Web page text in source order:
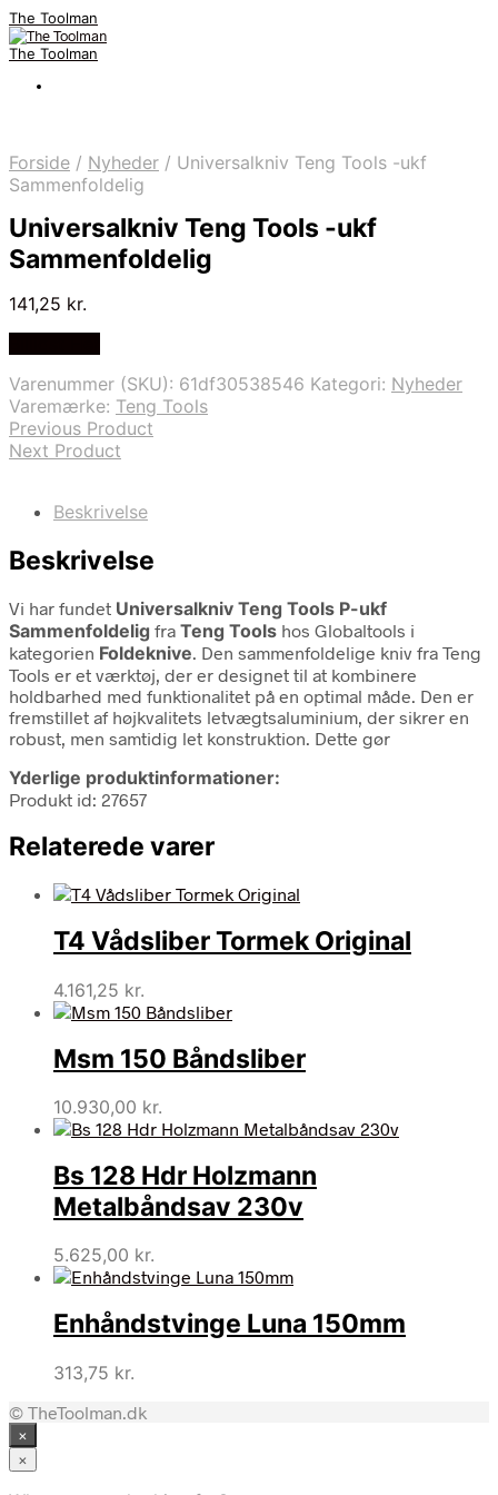
The Toolman
The Toolman
Forside / Nyheder / Universalkniv Teng Tools -ukf
Sammenfoldelig
Universalkniv Teng Tools -ukf
Sammenfoldelig
141,25 kr.
Varenummer (SKU): 61df30538546 Kategori: Nyheder
Varemærke: Teng Tools
Previous Product
Next Product
Beskrivelse
Beskrivelse
Vi har fundet Universalkniv Teng Tools P-ukf
Sammenfoldelig fra Teng Tools hos Globaltools i
kategorien Foldeknive. Den sammenfoldelige kniv fra Teng
Tools er et værktøj, der er designet til at kombinere
holdbarhed med funktionalitet på en optimal måde. Den er
fremstillet af højkvalitets letvægtsaluminium, der sikrer en
robust, men samtidig let konstruktion. Dette gør
Yderlige produktinformationer:
Produkt id: 27657
Relaterede varer
T4 Vådsliber Tormek Original
4.161,25 kr.
Msm 150 Båndsliber
10.930,00 kr.
Bs 128 Hdr Holzmann
Metalbåndsav 230v
5.625,00 kr.
Enhåndstvinge Luna 150mm
313,75 kr.
© TheToolman.dk
×
×